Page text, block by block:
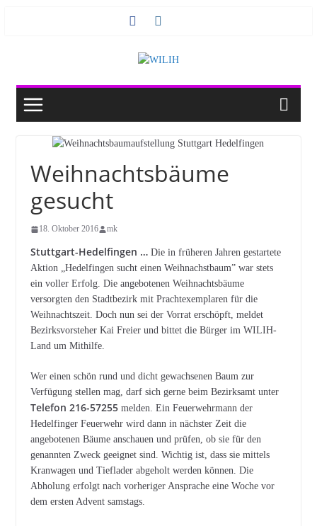
Weihnachtsbäume
gesucht
18. Oktober 2016 mk
Stuttgart-Hedelfingen …Die in früheren Jahren gestartete
Aktion „Hedelfingen sucht einen Weihnachstbaum” war stets
ein voller Erfolg. Die angebotenen Weihnachtsbäume
versorgten den Stadtbezirk mit Prachtexemplaren für die
Weihnachtszeit. Doch nun sei der Vorrat erschöpft, meldet
Bezirksvorsteher Kai Freier und bittet die Bürger im WILIH-
Land um Mithilfe.
Wer einen schön rund und dicht gewachsenen Baum zur
Verfügung stellen mag, darf sich gerne beim Bezirksamt unter
Telefon 216-57255melden. Ein Feuerwehrmann der
Hedelfinger Feuerwehr wird dann in nächster Zeit die
angebotenen Bäume anschauen und prüfen, ob sie für den
genannten Zweck geeignet sind. Wichtig ist, dass sie mittels
Kranwagen und Tieflader abgeholt werden können. Die
Abholung erfolgt nach vorheriger Ansprache eine Woche vor
dem ersten Advent samstags.